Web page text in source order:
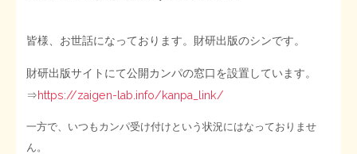
シン財源はあなたです／合同誌／旧・サブカル分室
日本経済を解説するヤンキー／MIHANAマンガ／旧・財研出版
マネクリ戦士 RED & BLACK
MMTの学習資料
STOPインボイス作品集
会計報告
会計報告
皆様、お世話になっております。財研出版のシンです。
財研出版サイトにて公開カンパの窓口を設置しています。
⇒https://zaigen-lab.info/kanpa_link/
一方で、いつもカンパ受け付けという状況にはなっておりませ
ん。